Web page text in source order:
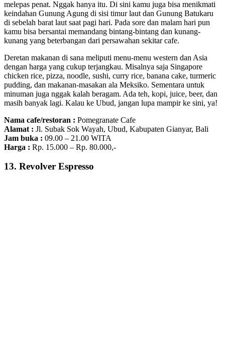
melepas penat. Nggak hanya itu. Di sini kamu juga bisa menikmati
keindahan Gunung Agung di sisi timur laut dan Gunung Batukaru
di sebelah barat laut saat pagi hari. Pada sore dan malam hari pun
kamu bisa bersantai memandang bintang-bintang dan kunang-
kunang yang beterbangan dari persawahan sekitar cafe.
Deretan makanan di sana meliputi menu-menu western dan Asia
dengan harga yang cukup terjangkau. Misalnya saja Singapore
chicken rice, pizza, noodle, sushi, curry rice, banana cake, turmeric
pudding, dan makanan-masakan ala Meksiko. Sementara untuk
minuman juga nggak kalah beragam. Ada teh, kopi, juice, beer, dan
masih banyak lagi. Kalau ke Ubud, jangan lupa mampir ke sini, ya!
Nama cafe/restoran : Pomegranate Cafe
Alamat : Jl. Subak Sok Wayah, Ubud, Kabupaten Gianyar, Bali
Jam buka : 09.00 – 21.00 WITA
Harga : Rp. 15.000 – Rp. 80.000,-
13. Revolver Espresso